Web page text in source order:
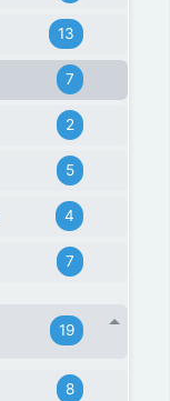
13
7
2
5
4
7
19
8